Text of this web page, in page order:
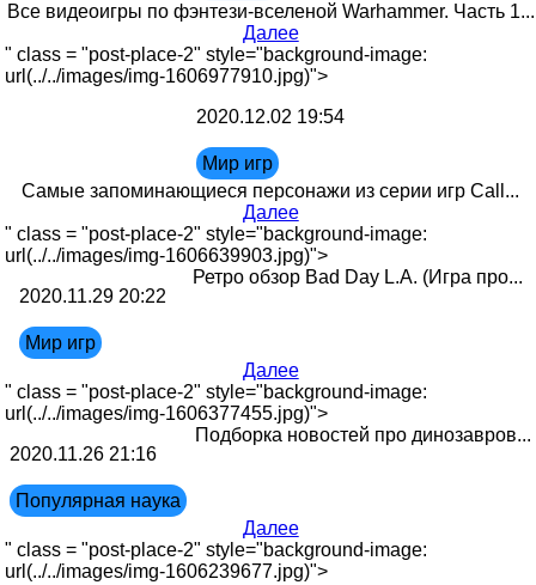
Все видеоигры по фэнтези-вселеной Warhammer. Часть 1...
Далее
" class = "post-place-2" style="background-image:
url(../../images/img-1606977910.jpg)">
2020.12.02 19:54
Мир игр
Самые запоминающиеся персонажи из серии игр Call...
Далее
" class = "post-place-2" style="background-image:
url(../../images/img-1606639903.jpg)">
2020.11.29 20:22
Мир игр
Ретро обзор Bad Day L.A. (Игра про...
Далее
" class = "post-place-2" style="background-image:
url(../../images/img-1606377455.jpg)">
2020.11.26 21:16
Популярная наука
Подборка новостей про динозавров...
Далее
" class = "post-place-2" style="background-image:
url(../../images/img-1606239677.jpg)">